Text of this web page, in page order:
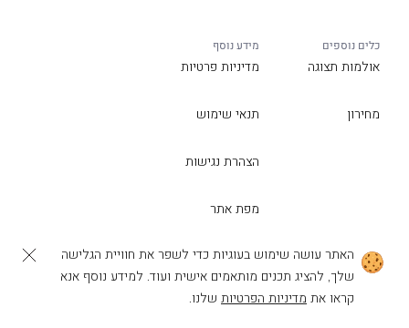
כלים נוספים
אולמות תצוגה
מחירון
מידע נוסף
מדיניות פרטיות
תנאי שימוש
הצהרת נגישות
מפת אתר
האתר עושה שימוש בעוגיות כדי לשפר את חוויית הגלישה
שלך, להציג תכנים מותאמים אישית ועוד. למידע נוסף אנא
קראו את מדיניות הפרטיות שלנו.